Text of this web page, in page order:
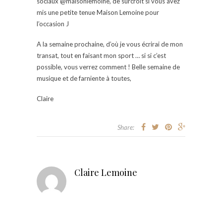
mis une petite tenue Maison Lemoine pour
l’occasion J
A la semaine prochaine, d’où je vous écrirai de mon
transat, tout en faisant mon sport … si si c’est
possible, vous verrez comment ! Belle semaine de
musique et de farniente à toutes,
Claire
Share:
Claire Lemoine